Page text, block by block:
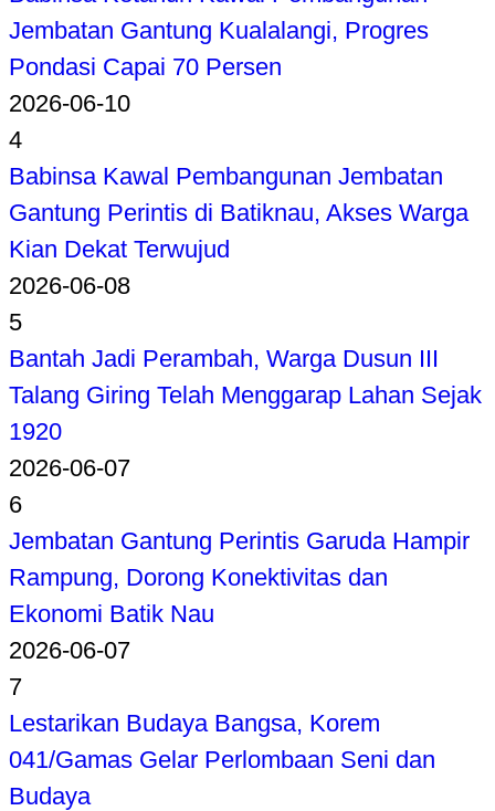
Jembatan Gantung Kualalangi, Progres
Pondasi Capai 70 Persen
2026-06-10
4
Babinsa Kawal Pembangunan Jembatan
Gantung Perintis di Batiknau, Akses Warga
Kian Dekat Terwujud
2026-06-08
5
Bantah Jadi Perambah, Warga Dusun III
Talang Giring Telah Menggarap Lahan Sejak
1920
2026-06-07
6
Jembatan Gantung Perintis Garuda Hampir
Rampung, Dorong Konektivitas dan
Ekonomi Batik Nau
2026-06-07
7
Lestarikan Budaya Bangsa, Korem
041/Gamas Gelar Perlombaan Seni dan
Budaya